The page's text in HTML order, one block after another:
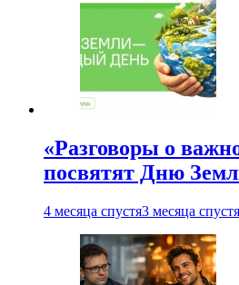
«Разговоры о
посвятят Дню
4 месяца спустя3 месяца спустя